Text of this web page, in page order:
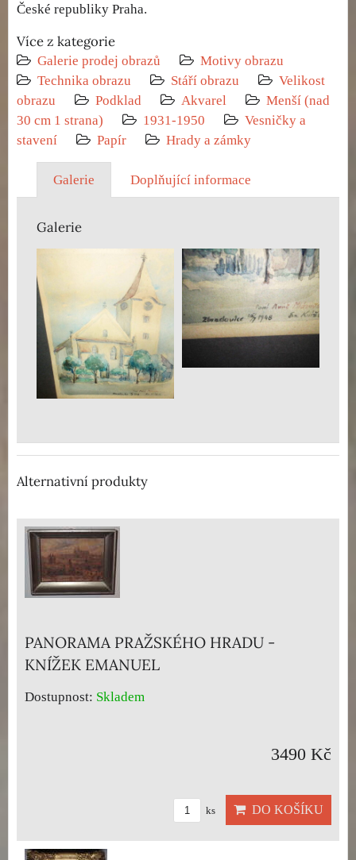
České republiky Praha.
Více z kategorie
Galerie prodej obrazů
Motivy obrazu
Technika obrazu
Stáří obrazu
Velikost
obrazu
Podklad Akvarel
Menší (nad
30 cm 1 strana)
1931-1950
Vesničky a
stavení
Papír Hrady a zámky
Galerie Doplňující informace
Galerie
Alternativní produkty
PANORAMA PRAŽSKÉHO HRADU -
KNÍŽEK EMANUEL
Dostupnost: Skladem
3490 Kč
ks DO KOŠÍKU